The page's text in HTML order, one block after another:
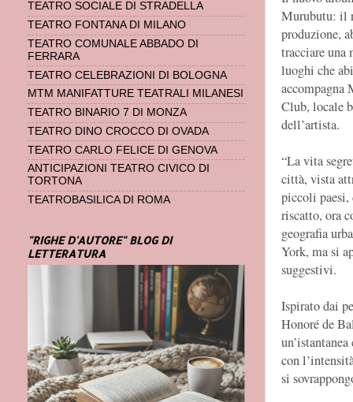
Murubutu: il
produzione,
tracciare una
luoghi che
accompagna
Club, locale
dell’artista.
“La vita
città, vista
piccoli paesi,
riscatto, ora
geografia
York, ma si
suggestivi.
Ispirato dai
Honoré de
con
si
TEATRO SOCIALE DI STRADELLA
TEATRO FONTANA DI MILANO
TEATRO COMUNALE ABBADO DI
FERRARA
TEATRO CELEBRAZIONI DI BOLOGNA
MTM MANIFATTURE TEATRALI MILANESI
TEATRO BINARIO 7 DI MONZA
TEATRO DINO CROCCO DI OVADA
TEATRO CARLO FELICE DI GENOVA
ANTICIPAZIONI TEATRO CIVICO DI
TORTONA
TEATROBASILICA DI ROMA
"RIGHE D'AUTORE" BLOG DI
LETTERATURA